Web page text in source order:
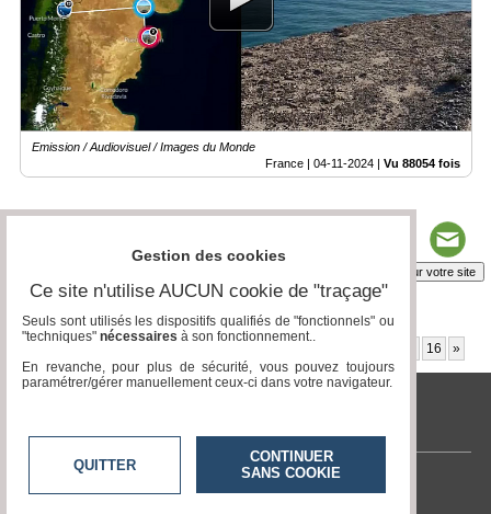
Emission / Audiovisuel / Images du Monde
France | 04-11-2024 | Vu 88054 fois
Insérez sur votre site
Page 1 / 19 16 »
tvlocale.fr
Contactez-nous
Gestion des cookies
Ce site n'utilise AUCUN cookie de "traçage"
Seuls sont utilisés les dispositifs qualifiés de "fonctionnels" ou
"techniques" nécessaires à son fonctionnement..
En revanche, pour plus de sécurité, vous pouvez toujours
paramétrer/gérer manuellement ceux-ci dans votre navigateur.
QUITTER
CONTINUER
SANS COOKIE